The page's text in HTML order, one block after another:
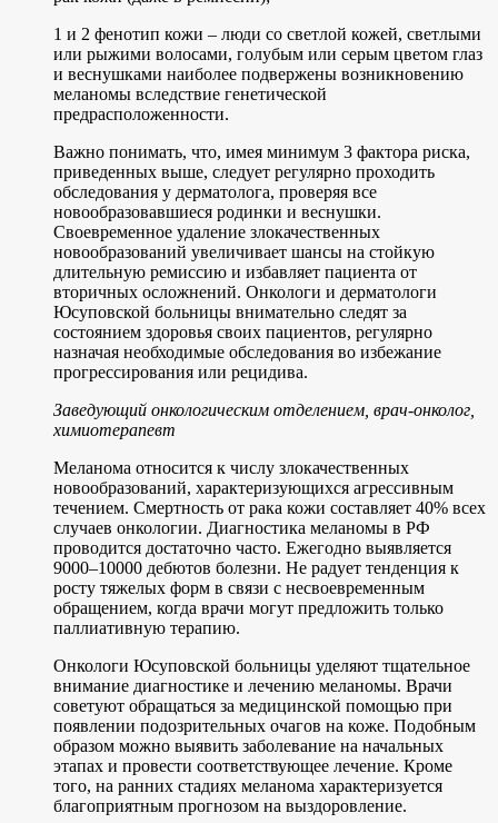
1 и 2 фенотип кожи – люди со светлой кожей, светлыми
или рыжими волосами, голубым или серым цветом глаз
и веснушками наиболее подвержены возникновению
меланомы вследствие генетической
предрасположенности.
Важно понимать, что, имея минимум 3 фактора риска,
приведенных выше, следует регулярно проходить
обследования у дерматолога, проверяя все
новообразовавшиеся родинки и веснушки.
Своевременное удаление злокачественных
новообразований увеличивает шансы на стойкую
длительную ремиссию и избавляет пациента от
вторичных осложнений. Онкологи и дерматологи
Юсуповской больницы внимательно следят за
состоянием здоровья своих пациентов, регулярно
назначая необходимые обследования во избежание
прогрессирования или рецидива.
Заведующий онкологическим отделением, врач-онколог,
химиотерапевт
Меланома относится к числу злокачественных
новообразований, характеризующихся агрессивным
течением. Смертность от рака кожи составляет 40% всех
случаев онкологии. Диагностика меланомы в РФ
проводится достаточно часто. Ежегодно выявляется
9000–10000 дебютов болезни. Не радует тенденция к
росту тяжелых форм в связи с несвоевременным
обращением, когда врачи могут предложить только
паллиативную терапию.
Онкологи Юсуповской больницы уделяют тщательное
внимание диагностике и лечению меланомы. Врачи
советуют обращаться за медицинской помощью при
появлении подозрительных очагов на коже. Подобным
образом можно выявить заболевание на начальных
этапах и провести соответствующее лечение. Кроме
того, на ранних стадиях меланома характеризуется
благоприятным прогнозом на выздоровление.